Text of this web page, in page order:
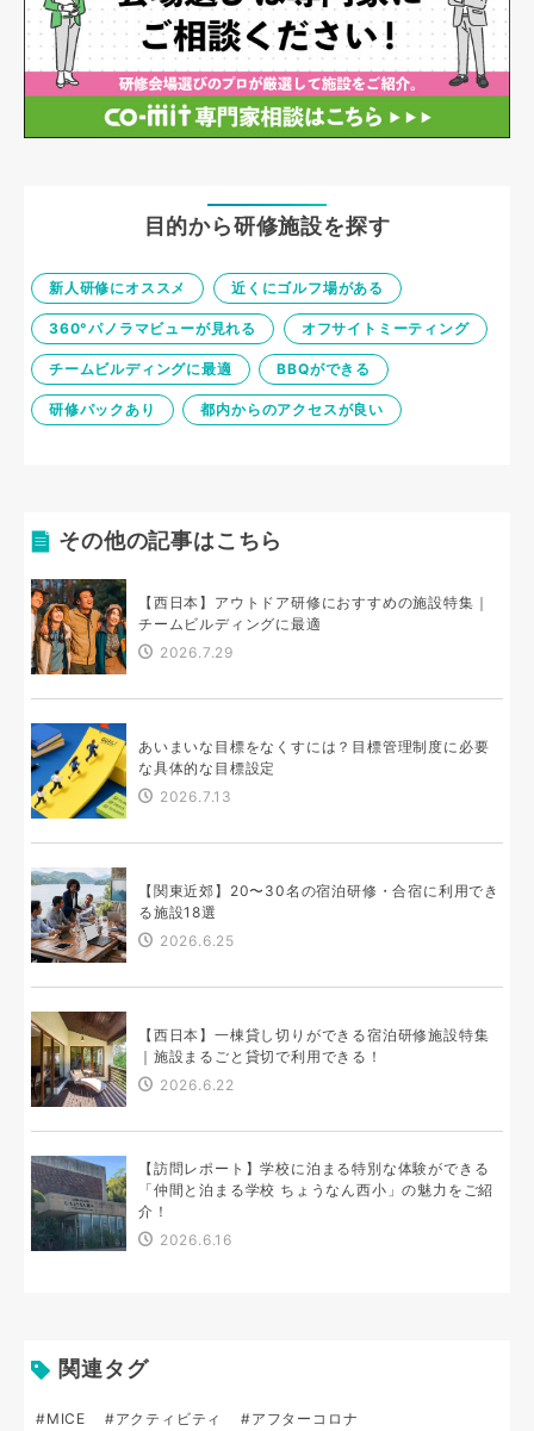
目的から研修施設を探す
新人研修にオススメ 近くにゴルフ場がある
360°パノラマビューが見れる オフサイトミーティング
チームビルディングに最適 BBQができる
研修パックあり 都内からのアクセスが良い
その他の記事はこちら
【西日本】アウトドア研修におすすめの施設特集｜
チームビルディングに最適
2026.7.29
あいまいな目標をなくすには？目標管理制度に必要
な具体的な目標設定
2026.7.13
【関東近郊】20〜30名の宿泊研修・合宿に利用でき
る施設18選
2026.6.25
【西日本】一棟貸し切りができる宿泊研修施設特集
｜施設まるごと貸切で利用できる！
2026.6.22
【訪問レポート】学校に泊まる特別な体験ができる
「仲間と泊まる学校 ちょうなん西小」の魅力をご紹
介！
2026.6.16
関連タグ
#MICE #アクティビティ
#アフターコロナ